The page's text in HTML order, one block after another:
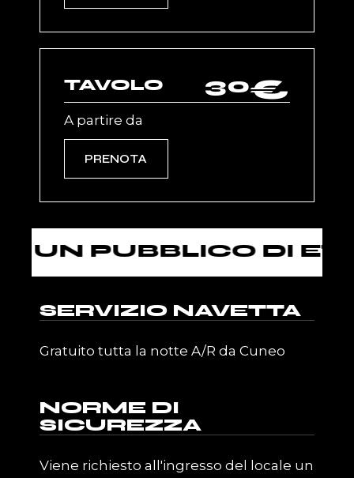
TAVOLO 30€
A partire da
PRENOTA
PUBBLICO DI ETÀ
SERVIZIO NAVETTA
Gratuito tutta la notte A/R da Cuneo
NORME DI
SICUREZZA
Viene richiesto all'ingresso del locale un